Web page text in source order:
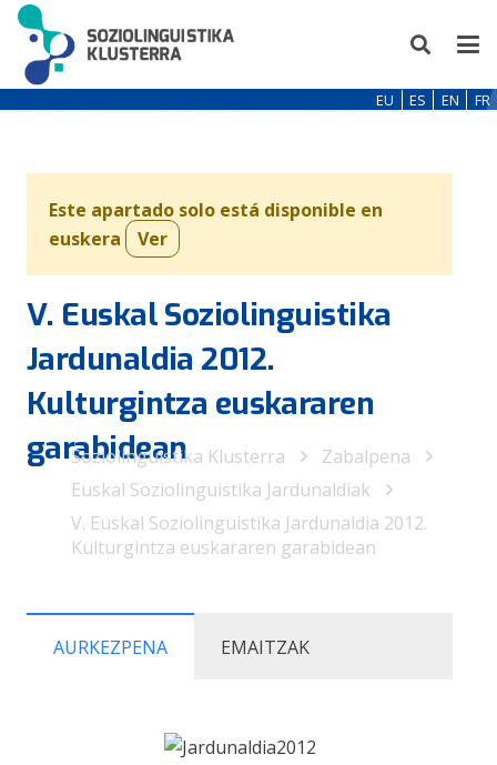
EU ES EN FR
Este apartado solo está disponible en
euskera
Ver
V. Euskal Soziolinguistika
Jardunaldia 2012.
Kulturgintza euskararen
garabidean
Soziolinguistika Klusterra
Zabalpena
Euskal Soziolinguistika Jardunaldiak
V. Euskal Soziolinguistika Jardunaldia 2012.
Kulturgintza euskararen garabidean
AURKEZPENA EMAITZAK